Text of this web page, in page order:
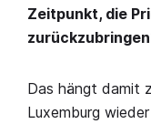
Zeitpunkt, die
Das hängt damit
Luxemburg